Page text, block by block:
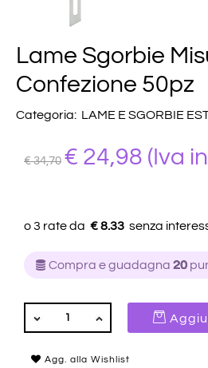
Lame Sgorbie
Confezione 50pz
Categoria: LAME E SGORBIE
€ 34,70 € 24,98 (Iva
€ 8.33
Compra e guadagna 20
QUANTITÀ
Agg. alla Wishlist